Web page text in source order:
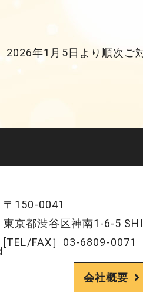
年1月5日より順次ご
〒150-0041
東京都渋谷区神南1-6-5
[TEL/FAX］03-6809-0071
会社概要